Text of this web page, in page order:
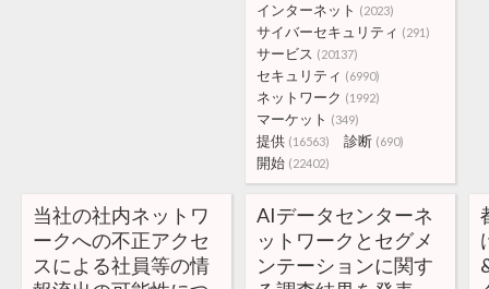
インターネット (2023)
サイバーセキュリティ (291)
サービス (20137)
セキュリティ (6990)
ネットワーク (1992)
マーケット (349)
提供 (16563) 診断 (690)
開始 (22402)
当社の社内ネットワ
ークへの不正アクセ
スによる社員等の情
AIデータセンターネ
ットワークとセグメ
ンテーションに関す